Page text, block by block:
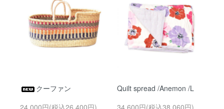
クーファン
24,000円(税込26,400円)
Quilt spread /Anemon /L
34,600円(税込38,060円)